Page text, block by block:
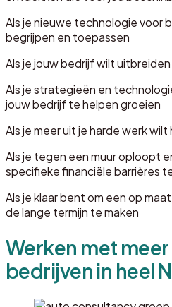
Als je nieuwe technologie voor
begrijpen en toepassen
Als je jouw bedrijf wilt uitbreiden
Als je strategieën en
jouw bedrijf te helpen groeien
Als je meer uit je harde werk wilt
Als je tegen een muur oploopt
specifieke financiële barrières
Als je klaar bent om een op
de lange termijn te maken
Werken met
bedrijven in heel